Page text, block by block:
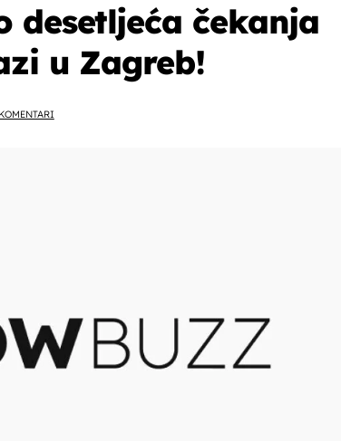
desetljeća čekanja
u Zagreb!
KOMENTARI